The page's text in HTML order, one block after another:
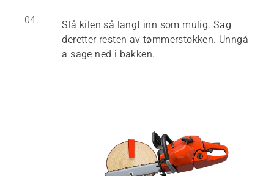
04.
Slå kilen så langt inn som mulig. Sag
deretter resten av tømmerstokken. Unngå
å sage ned i bakken.